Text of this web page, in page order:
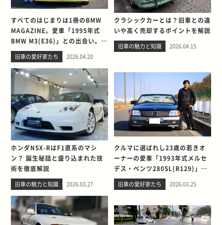
すべてのはじまりは1冊のBMW
MAGAZINE。愛車「1995年式
BMW M3(E36)」との出会い。そ
して別れを考える
旧車の愛好家たち 2026.04.20
クラシックカーとは？旧車との違
いや高く売却するポイントを解説
旧車の魅力と知識 2026.04.15
ホンダNSX-RはF1直系のマシ
ン？ 誕生秘話と盛り込まれた技
術を徹底解説
旧車の魅力と知識 2026.03.27
クルマに選ばれし23歳の若きオ
ーナーの愛車「1993年式メルセ
デス・ベンツ280SL(R129)」と
の出会い。そして別れを考える
旧車の愛好家たち 2026.03.25